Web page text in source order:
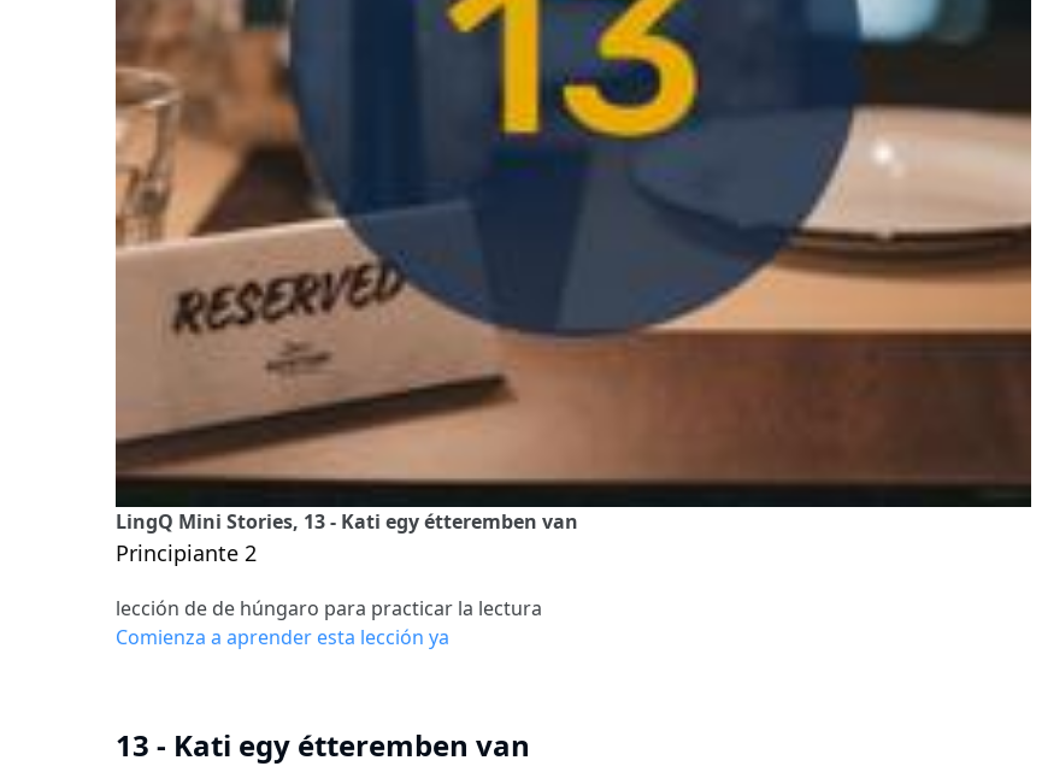
LingQ Mini Stories, 13 - Kati egy étteremben van
Principiante 2
lección de de húngaro para practicar la lectura
Comienza a aprender esta lección ya
13 - Kati egy étteremben van